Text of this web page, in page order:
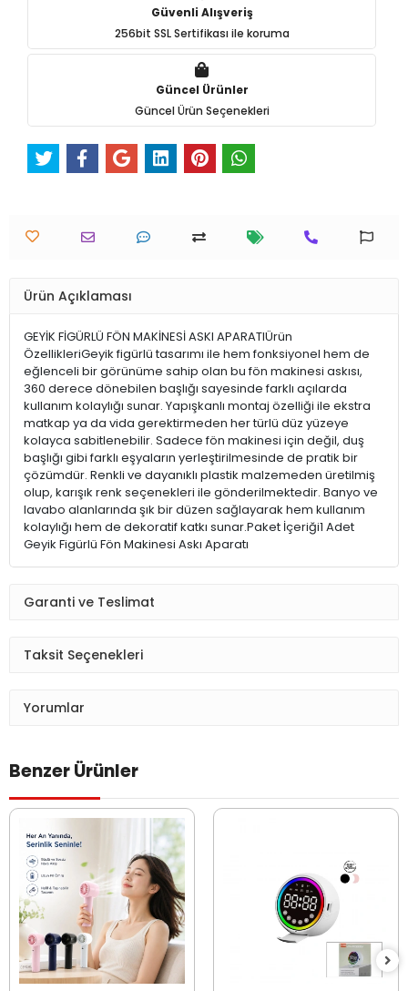
Güvenli Alışveriş
256bit SSL Sertifikası ile koruma
Güncel Ürünler
Güncel Ürün Seçenekleri
Ürün Açıklaması
GEYİK FİGÜRLÜ FÖN MAKİNESİ ASKI APARATIÜrün
ÖzellikleriGeyik figürlü tasarımı ile hem fonksiyonel hem de
eğlenceli bir görünüme sahip olan bu fön makinesi askısı,
360 derece dönebilen başlığı sayesinde farklı açılarda
kullanım kolaylığı sunar. Yapışkanlı montaj özelliği ile ekstra
matkap ya da vida gerektirmeden her türlü düz yüzeye
kolayca sabitlenebilir. Sadece fön makinesi için değil, duş
başlığı gibi farklı eşyaların yerleştirilmesinde de pratik bir
çözümdür. Renkli ve dayanıklı plastik malzemeden üretilmiş
olup, karışık renk seçenekleri ile gönderilmektedir. Banyo ve
lavabo alanlarında şık bir düzen sağlayarak hem kullanım
kolaylığı hem de dekoratif katkı sunar.Paket İçeriği1 Adet
Geyik Figürlü Fön Makinesi Askı Aparatı
Garanti ve Teslimat
Taksit Seçenekleri
Yorumlar
Benzer Ürünler